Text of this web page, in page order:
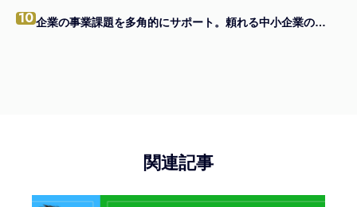
10 企業の事業課題を多角的にサポート。頼れる中小企業の駆け込み寺へ
関連記事